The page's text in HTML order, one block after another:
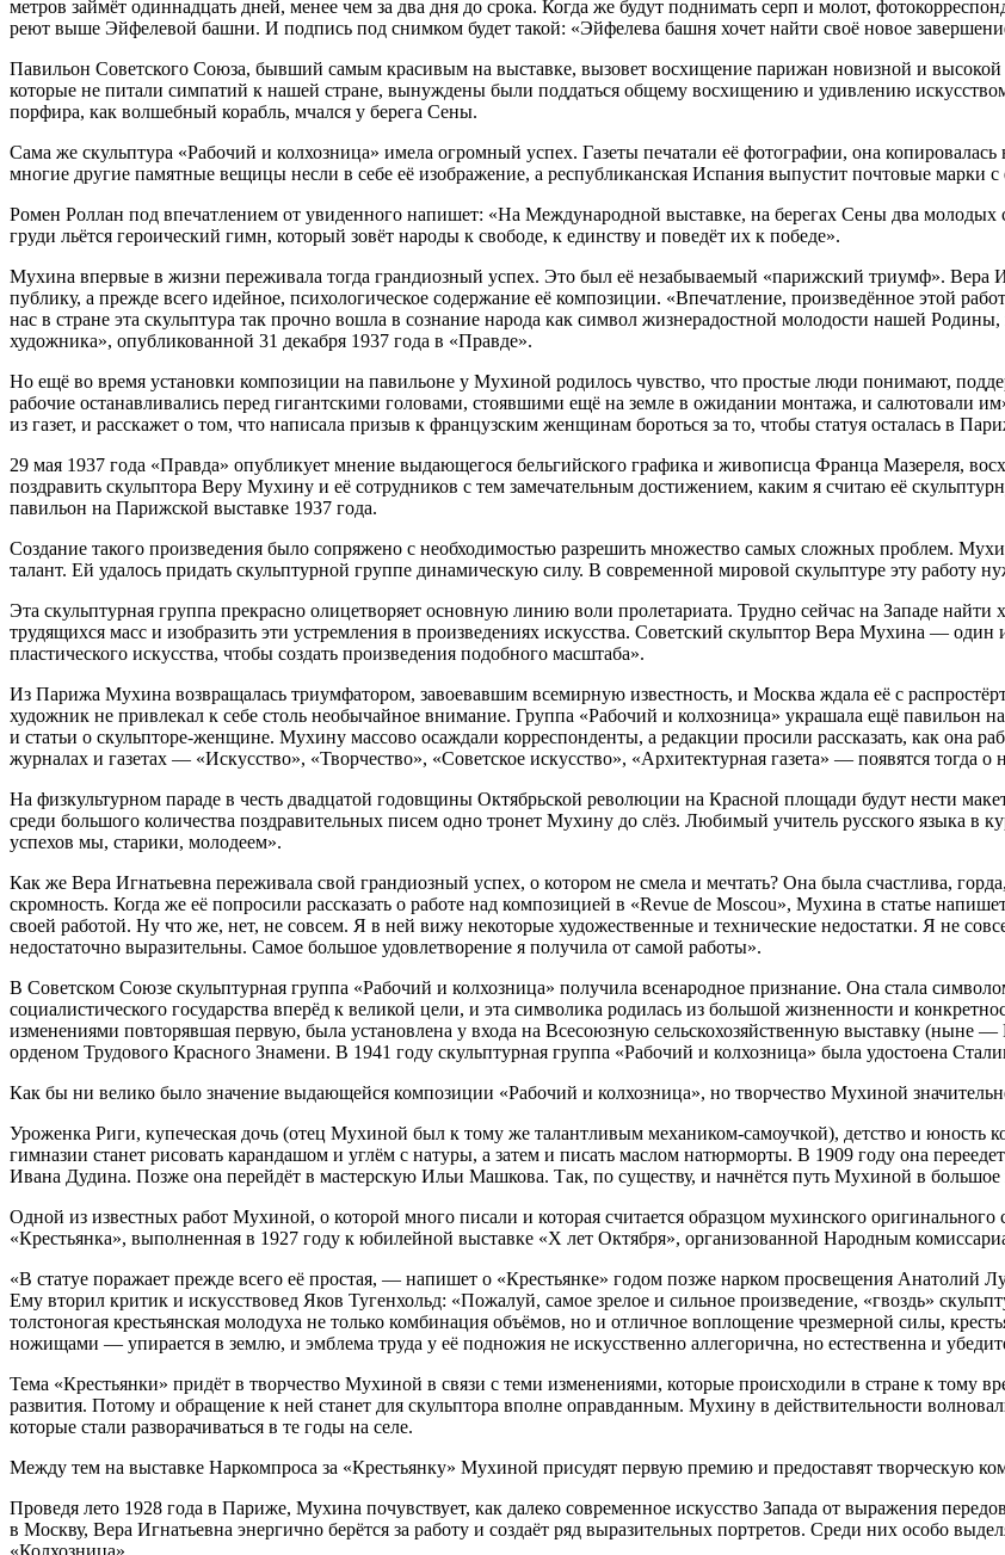
метров займёт одиннадцать дней, менее чем за два дня до срока. Когда же будут поднимать серп и молот,
реют выше Эйфелевой башни. И подпись под снимком будет такой: «Эйфелева башня хочет найти своё новое
Павильон Советского Союза, бывший самым красивым на выставке, вызовет восхищение парижан новизной и
которые не питали симпатий к нашей стране, вынуждены были поддаться общему восхищению и удивлению
порфира, как волшебный корабль, мчался у берега Сены.
Сама же скульптура «Рабочий и колхозница» имела огромный успех. Газеты печатали её фотографии, она
многие другие памятные вещицы несли в себе её изображение, а республиканская Испания выпустит почтовые марки с
Ромен Роллан под впечатлением от увиденного напишет: «На Международной выставке, на берегах Сены два молодых
груди льётся героический гимн, который зовёт народы к свободе, к единству и поведёт их к победе».
Мухина впервые в жизни переживала тогда грандиозный успех. Это был её незабываемый «парижский триумф». Вера
публику, а прежде всего идейное, психологическое содержание её композиции. «Впечатление, произведённое этой
нас в стране эта скульптура так прочно вошла в сознание народа как символ жизнерадостной молодости нашей
художника», опубликованной 31 декабря 1937 года в «Правде».
Но ещё во время установки композиции на павильоне у Мухиной родилось чувство, что простые люди понимают,
рабочие останавливались перед гигантскими головами, стоявшими ещё на земле в ожидании монтажа, и
из газет, и расскажет о том, что написала призыв к французским женщинам бороться за то, чтобы статуя осталась в
29 мая 1937 года «Правда» опубликует мнение выдающегося бельгийского графика и живописца Франца Мазереля,
поздравить скульптора Веру Мухину и её сотрудников с тем замечательным достижением, каким я считаю её
павильон на Парижской выставке 1937 года.
Создание такого произведения было сопряжено с необходимостью разрешить множество самых сложных проблем.
талант. Ей удалось придать скульптурной группе динамическую силу. В современной мировой скульптуре эту работу
Эта скульптурная группа прекрасно олицетворяет основную линию воли пролетариата. Трудно сейчас на Западе
трудящихся масс и изобразить эти устремления в произведениях искусства. Советский скульптор Вера Мухина —
пластического искусства, чтобы создать произведения подобного масштаба».
Из Парижа Мухина возвращалась триумфатором, завоевавшим всемирную известность, и Москва ждала её с
художник не привлекал к себе столь необычайное внимание. Группа «Рабочий и колхозница» украшала ещё павильон
и статьи о скульпторе-женщине. Мухину массово осаждали корреспонденты, а редакции просили рассказать, как она
журналах и газетах — «Искусство», «Творчество», «Советское искусство», «Архитектурная газета» — появятся тогда
На физкультурном параде в честь двадцатой годовщины Октябрьской революции на Красной площади будут нести
среди большого количества поздравительных писем одно тронет Мухину до слёз. Любимый учитель русского языка
успехов мы, старики, молодеем».
Как же Вера Игнатьевна переживала свой грандиозный успех, о котором не смела и мечтать? Она была счастлива,
скромность. Когда же её попросили рассказать о работе над композицией в «Revue de Moscou», Мухина в статье
своей работой. Ну что же, нет, не совсем. Я в ней вижу некоторые художественные и технические недостатки. Я не
недостаточно выразительны. Самое большое удовлетворение я получила от самой работы».
В Советском Союзе скульптурная группа «Рабочий и колхозница» получила всенародное признание. Она стала
социалистического государства вперёд к великой цели, и эта символика родилась из большой жизненности и
изменениями повторявшая первую, была установлена у входа на Всесоюзную сельскохозяйственную выставку
орденом Трудового Красного Знамени. В 1941 году скульптурная группа «Рабочий и колхозница» была удостоена
Как бы ни велико было значение выдающейся композиции «Рабочий и колхозница», но творчество Мухиной
Уроженка Риги, купеческая дочь (отец Мухиной был к тому же талантливым механиком-самоучкой), детство и
гимназии станет рисовать карандашом и углём с натуры, а затем и писать маслом натюрморты. В 1909 году она
Ивана Дудина. Позже она перейдёт в мастерскую Ильи Машкова. Так, по существу, и начнётся путь Мухиной в большое
Одной из известных работ Мухиной, о которой много писали и которая считается образцом мухинского оригинального
«Крестьянка», выполненная в 1927 году к юбилейной выставке «X лет Октября», организованной Народным
«В статуе поражает прежде всего её простая, — напишет о «Крестьянке» годом позже нарком просвещения Анатолий
Ему вторил критик и искусствовед Яков Тугенхольд: «Пожалуй, самое зрелое и сильное произведение, «гвоздь»
толстоногая крестьянская молодуха не только комбинация объёмов, но и отличное воплощение чрезмерной силы,
ножищами — упирается в землю, и эмблема труда у её подножия не искусственно аллегорична, но естественна и
Тема «Крестьянки» придёт в творчество Мухиной в связи с теми изменениями, которые происходили в стране к тому
развития. Потому и обращение к ней станет для скульптора вполне оправданным. Мухину в действительности
которые стали разворачиваться в те годы на селе.
Между тем на выставке Наркомпроса за «Крестьянку» Мухиной присудят первую премию и предоставят творческую
Проведя лето 1928 года в Париже, Мухина почувствует, как далеко современное искусство Запада от выражения
в Москву, Вера Игнатьевна энергично берётся за работу и создаёт ряд выразительных портретов. Среди них особо
«Колхозница».